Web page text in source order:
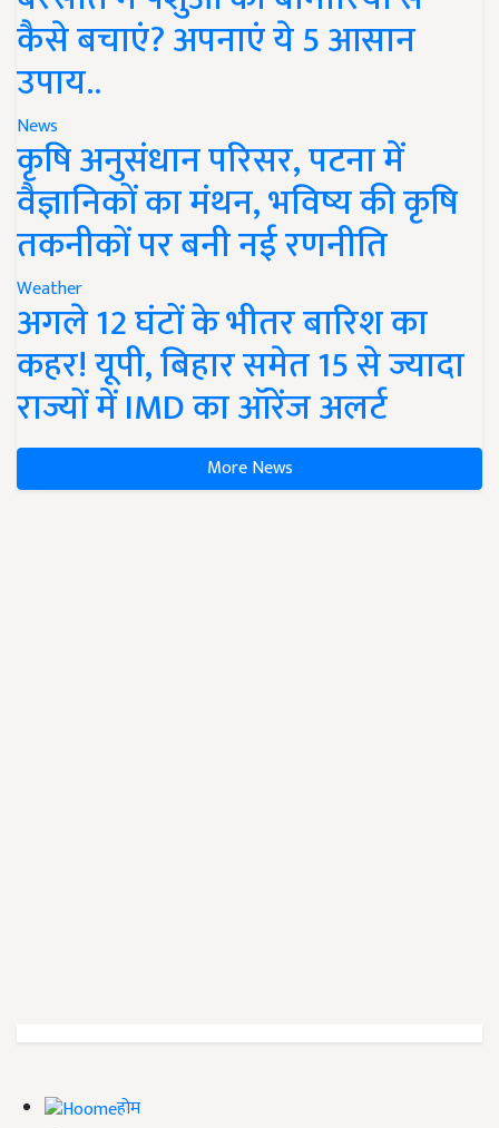
कैसे बचाएं? अपनाएं ये 5 आसान
उपाय..
News
कृषि अनुसंधान परिसर, पटना में
वैज्ञानिकों का मंथन, भविष्य की कृषि
तकनीकों पर बनी नई रणनीति
Weather
अगले 12 घंटों के भीतर बारिश का
कहर! यूपी, बिहार समेत 15 से ज्यादा
राज्यों में IMD का ऑरेंज अलर्ट
More News
होम